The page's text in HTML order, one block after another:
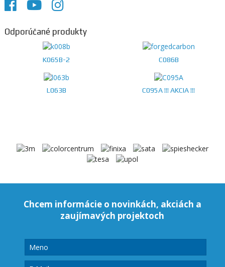
Odporúčané produkty
K065B-2 C086B
L063B C095A !!! AKCIA !!!
Chcem informácie o novinkách, akciách a
zaujímavých projektoch